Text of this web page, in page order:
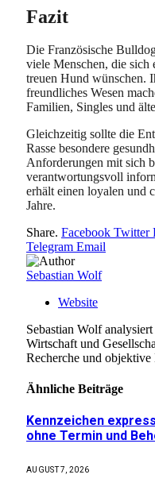
Fazit
Die Französische
viele Menschen, die sich
treuen Hund wünschen.
freundliches Wesen
Familien, Singles und
Gleichzeitig sollte die
Rasse besondere
Anforderungen mit sich
verantwortungsvoll
erhält einen loyalen und
Jahre.
Share. Facebook Twitter
Telegram Email
Sebastian Wolf
Website
Sebastian Wolf
Wirtschaft und
Recherche und objektive
Ähnliche Beiträge
Kennzeichen
ohne Termin und
AUGUST 7, 2026